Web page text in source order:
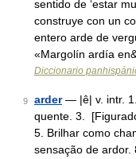
sentido de ‘estar
construye con un
entero arde de
«Margolín ardía
Diccionario
9 arder— |ê| v. intr. 1.
quente. 3.
5. Brilhar como
sensação de ardor.